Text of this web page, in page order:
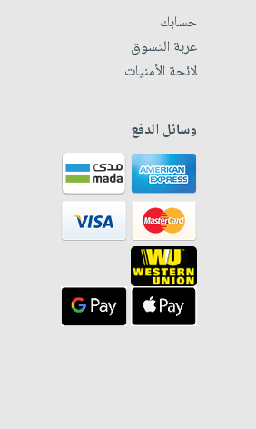
حسابك
عربة التسوق
لائحة الأمنيات
وسائل الدفع